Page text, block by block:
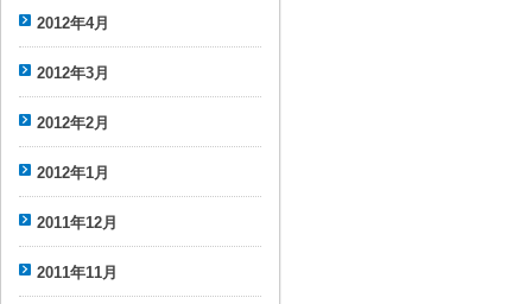
2012年4月
2012年3月
2012年2月
2012年1月
2011年12月
2011年11月